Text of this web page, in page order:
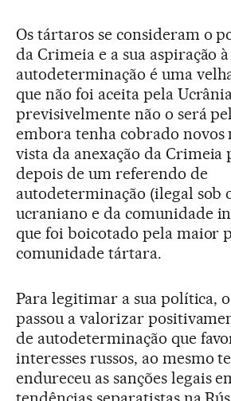
Os tártaros se consideram o
da Crimeia e a sua aspiração à
autodeterminação é uma
que não foi aceita pela
previsivelmente não o será
embora tenha cobrado novos
vista da anexação da Crimeia
depois de um referendo de
autodeterminação (ilegal sob
ucraniano e da comunidade
que foi boicotado pela maior
comunidade tártara.
Para legitimar a sua política,
passou a valorizar
de autodeterminação que
interesses russos, ao mesmo
endureceu as sanções legais